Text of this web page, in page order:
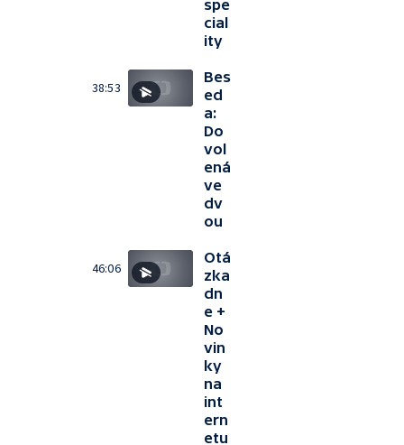
spe
cial
ity
38:53
Bes
ed
a:
Do
vol
ená
ve
dv
ou
46:06
Otá
zka
dn
e +
No
vin
ky
na
int
ern
etu